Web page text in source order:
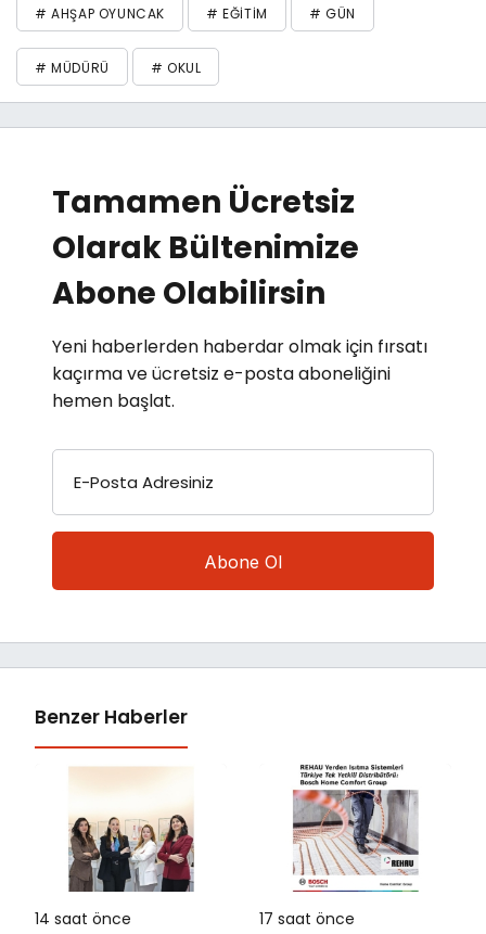
# AHŞAP OYUNCAK # EĞITIM # GÜN
# MÜDÜRÜ # OKUL
Tamamen Ücretsiz
Olarak Bültenimize
Abone Olabilirsin
Yeni haberlerden haberdar olmak için fırsatı
kaçırma ve ücretsiz e-posta aboneliğini
hemen başlat.
E-Posta Adresiniz
Benzer Haberler
14 saat önce 17 saat önce